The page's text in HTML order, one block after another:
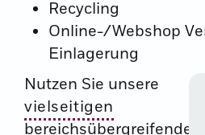
Recycling
Online-/Webshop
Einlagerung
Nutzen Sie unsere
vielseitigen
bereichsübergreifenden